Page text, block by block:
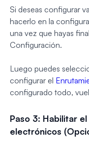
Si deseas configurar
hacerlo en la
una vez que hayas
Configuración.
Luego puedes
configurar el
configurado todo,
Paso 3: Habilitar
electrónicos